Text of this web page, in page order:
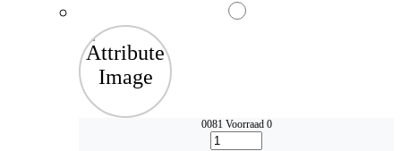
0081 Voorraad 0